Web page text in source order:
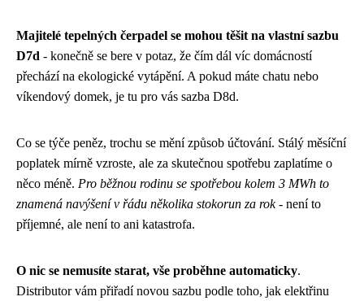
Majitelé tepelných čerpadel se mohou těšit na vlastní sazbu
D7d - konečně se bere v potaz, že čím dál víc domácností
přechází na ekologické vytápění. A pokud máte chatu nebo
víkendový domek, je tu pro vás sazba D8d.
Co se týče peněz, trochu se mění způsob účtování. Stálý měsíční
poplatek mírně vzroste, ale za skutečnou spotřebu zaplatíme o
něco méně. Pro běžnou rodinu se spotřebou kolem 3 MWh to
znamená navýšení v řádu několika stokorun za rok- není to
příjemné, ale není to ani katastrofa.
O nic se nemusíte starat, vše proběhne automaticky.
Distributor vám přiřadí novou sazbu podle toho, jak elektřinu